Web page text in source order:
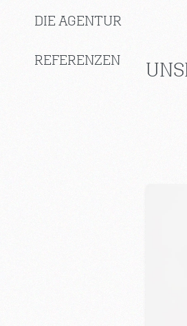
DIE AGENTUR
REFERENZEN